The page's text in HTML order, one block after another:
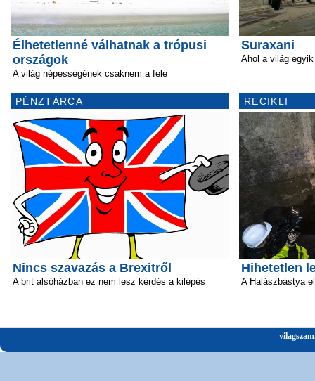
Élhetetlenné válhatnak a trópusi
országok
A világ népességének csaknem a fele
PÉNZTÁRCA
Nincs szavazás a Brexitről
A brit alsóházban ez nem lesz kérdés a kilépés
Suraxani
Ahol a világ
RECIKLI
Hihetetlen
A Halászbástya